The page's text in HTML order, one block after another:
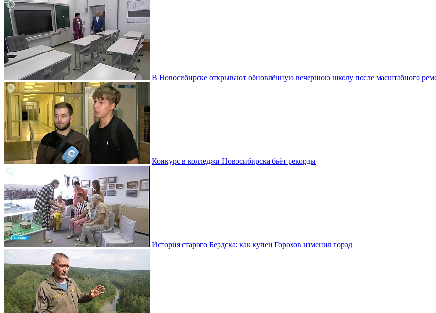
В Новосибирске открывают обновлённую вечернюю школу после масштабного
Конкурс в колледжи Новосибирска бьёт рекорды
История старого Бердска: как купец Горохов изменил город